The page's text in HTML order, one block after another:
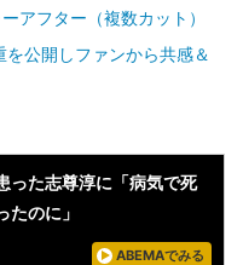
アフター（複数カット）
を公開しファンから共感＆
った志尊淳に「病気で死
たのに」
ABEMAでみる